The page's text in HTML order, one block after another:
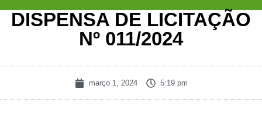
DISPENSA DE LICITAÇÃO
Nº 011/2024
março 1, 2024 5:19 pm